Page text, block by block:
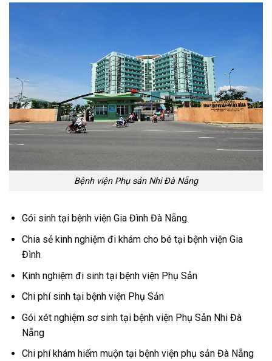
Bệnh viện Phụ sản Nhi Đà Nẵng
Gói sinh tại bệnh viện Gia Đình Đà Nẵng.
Chia sẻ kinh nghiệm đi khám cho bé tại bệnh viện Gia
Đình
Kinh nghiệm đi sinh tại bệnh viện Phụ Sản
Chi phí sinh tại bệnh viện Phụ Sản
Gói xét nghiệm sơ sinh tại bệnh viện Phụ Sản Nhi Đà
Nẵng
Chi phí khám hiếm muộn tại bệnh viện phụ sản Đà Nẵng